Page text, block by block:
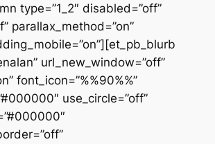
type=”1_2″ disabled=”off”
parallax_method=”on”
url_new_window=”off”
font_icon=”%%90%%”
use_circle=”off”